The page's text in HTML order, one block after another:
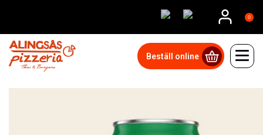
0
Beställ online